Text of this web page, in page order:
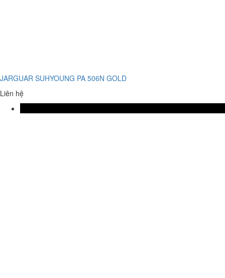
JARGUAR SUHYOUNG PA 506N GOLD
Liên hệ